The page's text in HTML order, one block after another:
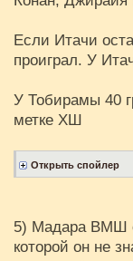
Если Итачи
проиграл. У
У Тобирамы 40
метке ХШ
5) Мадара ВМШ
которой он не